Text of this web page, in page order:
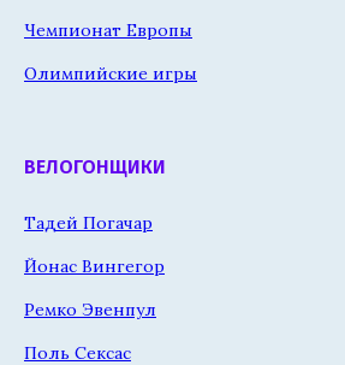
Чемпионат Европы
Олимпийские игры
ВЕЛОГОНЩИКИ
Тадей Погачар
Йонас Вингегор
Ремко Эвенпул
Поль Сексас